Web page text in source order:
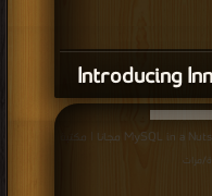
قراءة و تحميل كتاب كتاب MySQL in a Nutshell, 2nd Edition PDF مجانا | مكتبة
مرات